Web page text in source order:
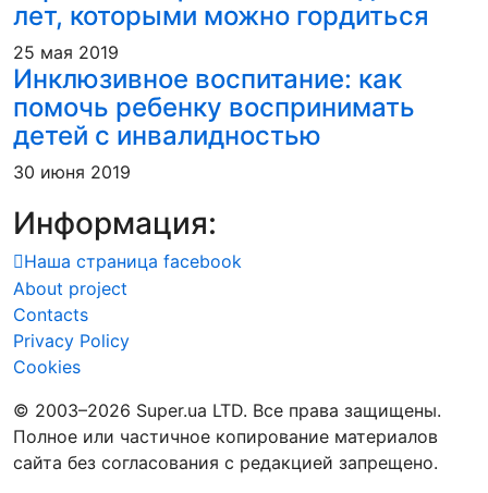
лет, которыми можно гордиться
25 мая 2019
Инклюзивное воспитание: как
помочь ребенку воспринимать
детей с инвалидностью
30 июня 2019
Информация:
Наша страница facebook
About project
Contacts
Privacy Policy
Cookies
© 2003–2026 Super.ua LTD. Все права защищены.
Полное или частичное копирование материалов
сайта без согласования с редакцией запрещено.